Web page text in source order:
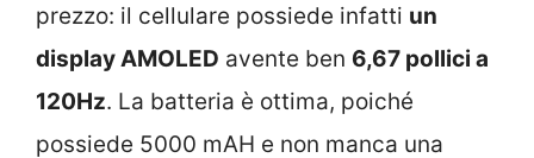
prezzo: il cellulare possiede infatti un
display AMOLED avente ben 6,67 pollici a
120Hz. La batteria è ottima, poiché
possiede 5000 mAH e non manca una